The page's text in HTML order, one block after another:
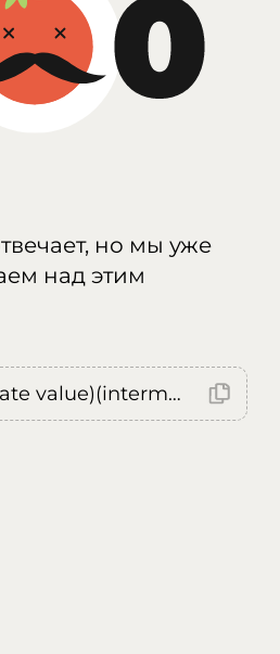
но мы уже
над этим
Error: (intermediate value)(intermediate value)(intermediate value).replaceAll is not a function